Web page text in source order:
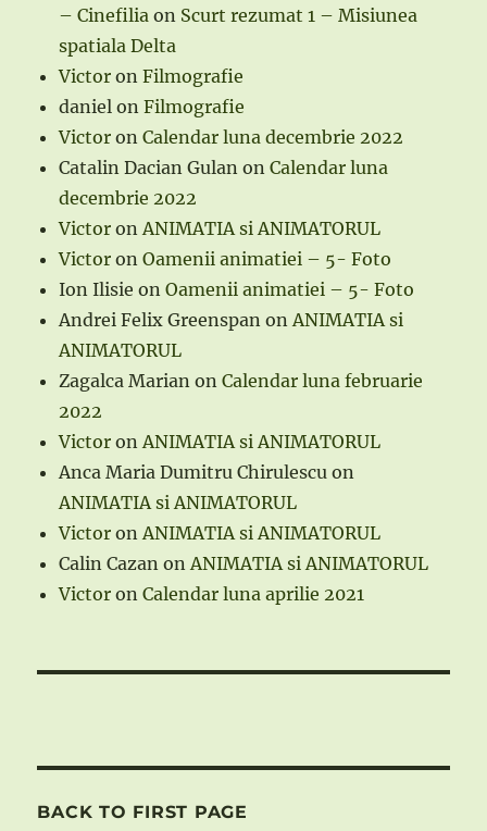
– Cinefilia on Scurt rezumat 1 – Misiunea
spatiala Delta
Victor onFilmografie
daniel onFilmografie
Victor onCalendar luna decembrie 2022
Catalin Dacian Gulan onCalendar luna
decembrie 2022
Victor onANIMATIA si ANIMATORUL
Victor onOamenii animatiei – 5- Foto
Ion Ilisie onOamenii animatiei – 5- Foto
Andrei Felix Greenspan onANIMATIA si
ANIMATORUL
Zagalca Marian onCalendar luna februarie
2022
Victor onANIMATIA si ANIMATORUL
Anca Maria Dumitru Chirulescu on
ANIMATIA si ANIMATORUL
Victor onANIMATIA si ANIMATORUL
Calin Cazan onANIMATIA si ANIMATORUL
Victor onCalendar luna aprilie 2021
BACK TO FIRST PAGE